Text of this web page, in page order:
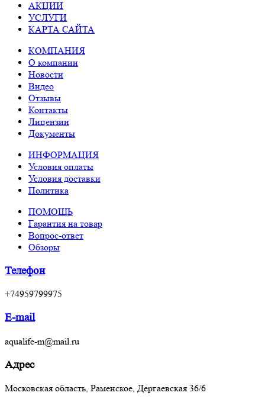
АКЦИИ
УСЛУГИ
КАРТА САЙТА
КОМПАНИЯ
О компании
Новости
Видео
Отзывы
Контакты
Лицензии
Документы
ИНФОРМАЦИЯ
Условия оплаты
Условия доставки
Политика
ПОМОЩЬ
Гарантия на товар
Вопрос-ответ
Обзоры
Телефон
+74959799975
E-mail
aqualife-m@mail.ru
Адрес
Московская область, Раменское, Дергаевская 36/6